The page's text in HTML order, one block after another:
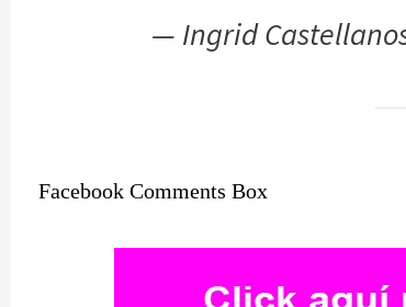
— Ingrid
Facebook Comments Box